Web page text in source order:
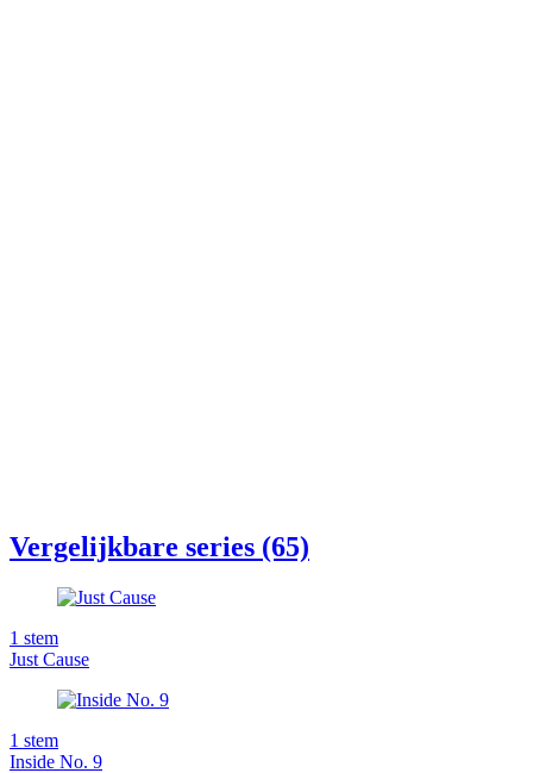
Vergelijkbare series (65)
1 stem
Just Cause
1 stem
Inside No. 9